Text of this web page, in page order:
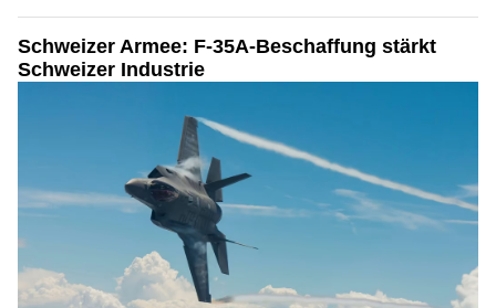
Schweizer Armee: F-35A-Beschaffung stärkt
Schweizer Industrie